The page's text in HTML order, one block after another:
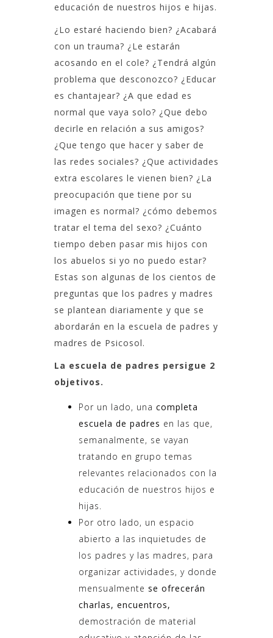
educación de nuestros hijos e hijas.
¿Lo estaré haciendo bien? ¿Acabará
con un trauma? ¿Le estarán
acosando en el cole? ¿Tendrá algún
problema que desconozco? ¿Educar
es chantajear? ¿A que edad es
normal que vaya solo? ¿Que debo
decirle en relación a sus amigos?
¿Que tengo que hacer y saber de
las redes sociales? ¿Que actividades
extra escolares le vienen bien? ¿La
preocupación que tiene por su
imagen es normal? ¿cómo debemos
tratar el tema del sexo? ¿Cuánto
tiempo deben pasar mis hijos con
los abuelos si yo no puedo estar?
Estas son algunas de los cientos de
preguntas que los padres y madres
se plantean diariamente y que se
abordarán en la escuela de padres y
madres de Psicosol.
La escuela de padres persigue 2
objetivos.
Por un lado, una completa
escuela de padres en las que,
semanalmente, se vayan
tratando en grupo temas
relevantes relacionados con la
educación de nuestros hijos e
hijas.
Por otro lado, un espacio
abierto a las inquietudes de
los padres y las madres, para
organizar actividades, y donde
mensualmente se ofrecerán
charlas, encuentros,
demostración de material